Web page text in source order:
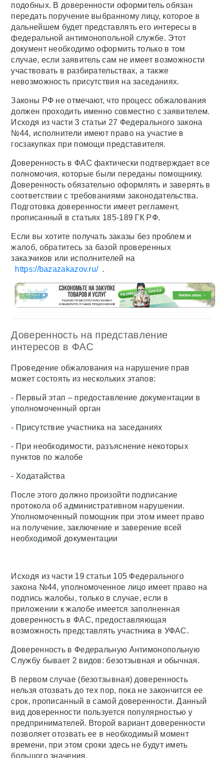
подобных. В доверенности оформитель обязан
передать поручение выбранному лицу, которое в
дальнейшем будет представлять его интересы в
федеральной антимонопольной службе. Этот
документ необходимо оформить только в том
случае, если заявитель сам не имеет возможности
участвовать в разбирательствах, а также
невозможность присутствия на заседаниях.
Законы РФ не отмечают, что процесс обжалования
должен проходить именно совместно с заявителем.
Исходя из части 3 статьи 27 Федерального закона
№44, исполнители имеют право на участие в
госзакупках при помощи представителя.
Доверенность в ФАС фактически подтверждает все
полномочия, которые были переданы помощнику.
Доверенность обязательно оформлять и заверять в
соответствии с требованиями законодательства.
Подготовка доверенности имеет регламент,
прописанный в статьях 185-189 ГК РФ.
Если вы хотите получать заказы без проблем и
жалоб, обратитесь за базой проверенных
заказчиков или исполнителей на
https://bazazakazov.ru/ .
Доверенность на представление
интересов в ФАС
Проведение обжалования на нарушение прав
может состоять из нескольких этапов:
- Первый этап – предоставление документации в
уполномоченный орган
- Присутствие участника на заседаниях
- При необходимости, разъяснение некоторых
пунктов по жалобе
- Ходатайства
После этого должно произойти подписание
протокола об административном нарушении.
Уполномоченный помощник при этом имеет право
на получение, заключение и заверение всей
необходимой документации
Исходя из части 19 статьи 105 Федерального
закона №44, уполномоченное лицо имеет право на
подпись жалобы, только в случае, если в
приложении к жалобе имеется заполненная
доверенность в ФАС, предоставляющая
возможность представлять участника в УФАС.
Доверенность в Федеральную Антимонопольную
Службу бывает 2 видов: безотзывная и обычная.
В первом случае (безотзывная) доверенность
нельзя отозвать до тех пор, пока не закончится ее
срок, прописанный в самой доверенности. Данный
вид доверенности пользуется популярностью у
предпринимателей. Второй вариант доверенности
позволяет отозвать ее в необходимый момент
времени, при этом сроки здесь не будут иметь
большого значения.